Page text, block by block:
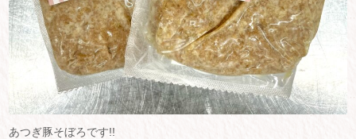
あつぎ豚そぼろです!!